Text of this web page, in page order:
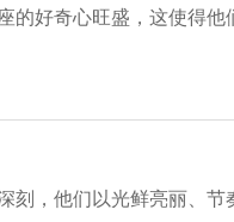
的好奇心旺盛，这使得
刻，他们以光鲜亮丽、